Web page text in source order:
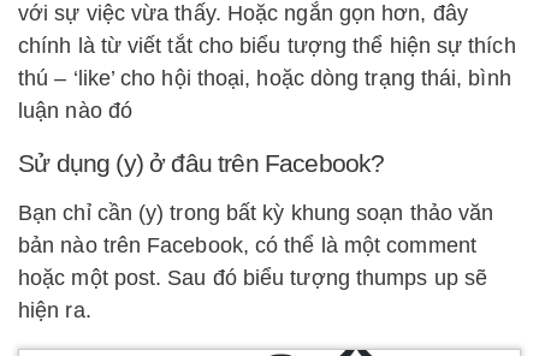
với sự việc vừa thấy. Hoặc ngắn gọn hơn, đây
chính là từ viết tắt cho biểu tượng thể hiện sự thích
thú – ‘like’ cho hội thoại, hoặc dòng trạng thái, bình
luận nào đó
Sử dụng (y) ở đâu trên Facebook?
Bạn chỉ cần (y) trong bất kỳ khung soạn thảo văn
bản nào trên Facebook, có thể là một comment
hoặc một post. Sau đó biểu tượng thumps up sẽ
hiện ra.